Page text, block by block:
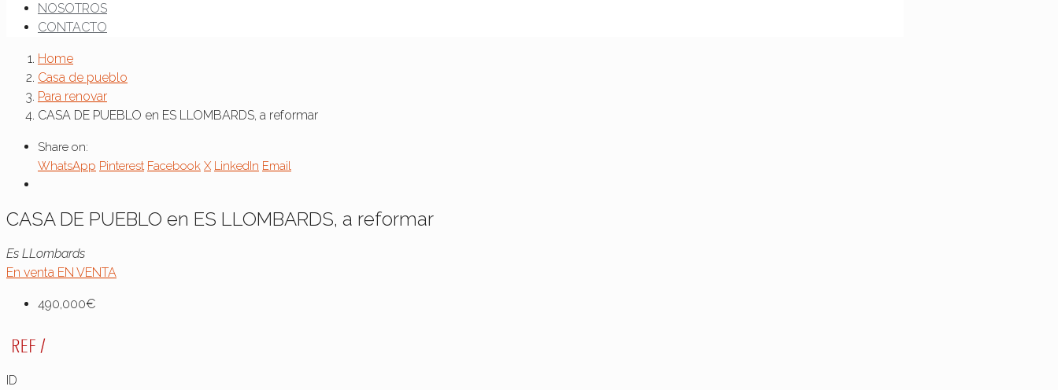
NOSOTROS
CONTACTO
Home
Casa de pueblo
Para renovar
CASA DE PUEBLO en ES LLOMBARDS, a reformar
Share on:
WhatsApp Pinterest Facebook X LinkedIn Email
CASA DE PUEBLO en ES LLOMBARDS, a reformar
Es LLombards
En venta EN VENTA
490,000€
ID